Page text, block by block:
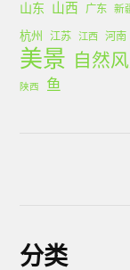
山东 山西 广东 新
杭州 江苏 江西 河南
美景 自然
陕西 鱼
分类